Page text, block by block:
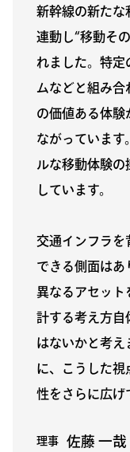
新幹線の新たな
連動し“移動そ
れました。特定
ムなどと組み
の価値ある体験
ながっています
ルな移動体験の
しています。
交通インフラを
できる側面はあ
異なるアセット
計する考え方自
はないかと考え
に、こうした視
性をさらに広げ
理事 佐藤 一哉